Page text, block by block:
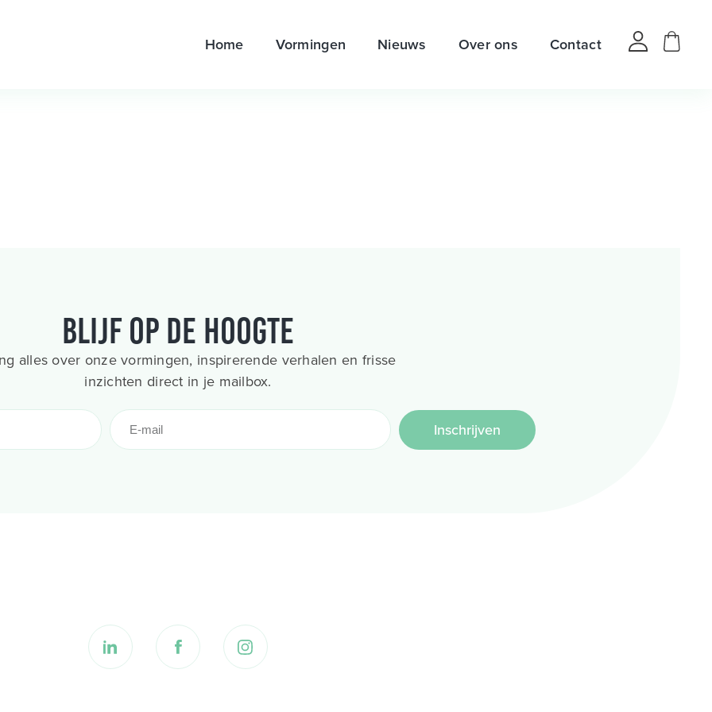
Home Vormingen Nieuws Over ons Contact
Blijf op de hoogte
alles over onze vormingen, inspirerende verhalen en frisse
inzichten direct in je mailbox.
Inschrijven